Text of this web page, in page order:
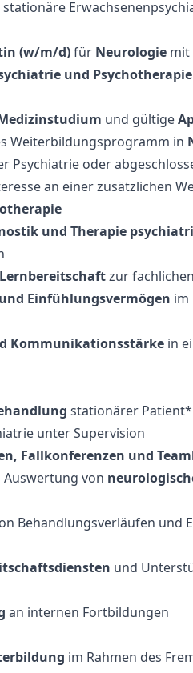
(w/m/d)für Neurologie mit
und Psychotherapie
und gültige
Weiterbildungsprogramm in
Psychiatrie oder
an einer zusätzlichen
und Therapie
zur
Einfühlungsvermögen im
Kommunikationsstärke in
stationärer
unter Supervision
Fallkonferenzen und
von
Behandlungsverläufen und
und
an internen Fortbildungen
im Rahmen des